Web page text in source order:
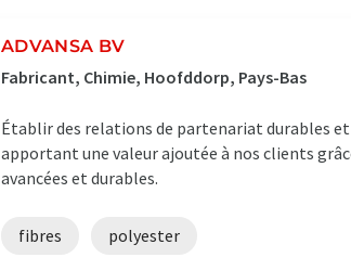
ADVANSA BV
Fabricant, Chimie, Hoofddorp, Pays-Bas
Établir des relations de partenariat durables
apportant une valeur ajoutée à nos clients
avancées et durables.
fibres polyester